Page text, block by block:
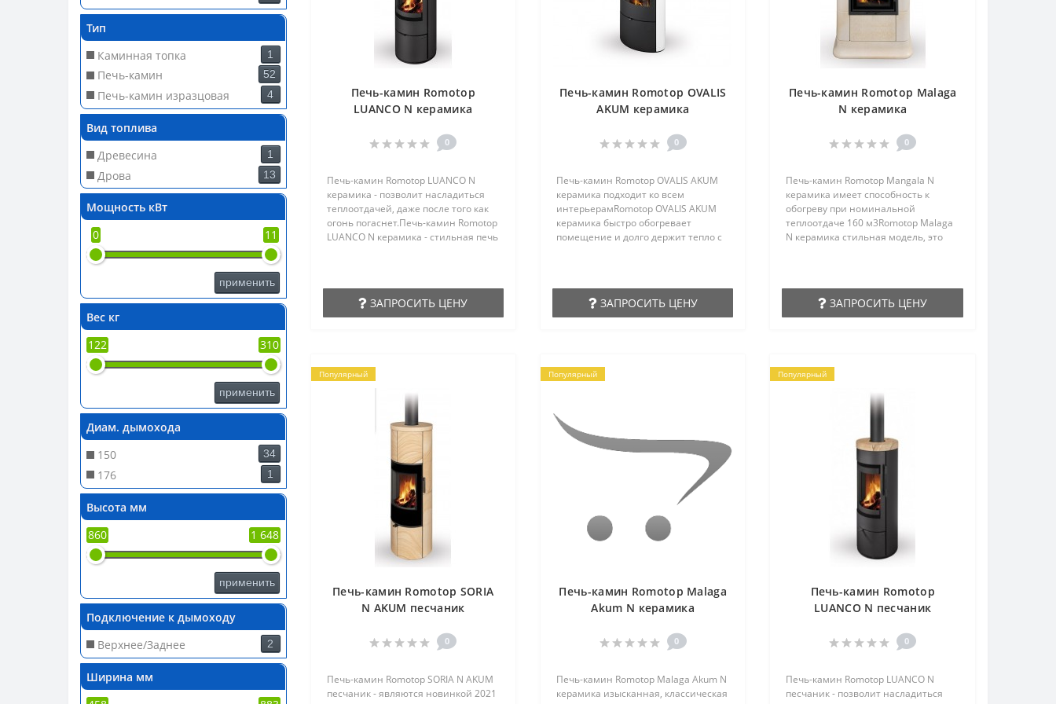
Тип
Каминная топка
1
Печь-камин 52
Печь-камин изразцовая 4
Вид топлива
Древесина
1
Дрова 13
Мощность кВт
0
11
применить
Вес кг
122
310
применить
Диам. дымохода
150
34
176 1
Высота мм
860
1 648
применить
Подключение к дымоходу
Верхнее/Заднее
2
Ширина мм
Печь-камин Romotop
LUANCO N керамика
0
Печь-камин Romotop LUANCO N
керамика - позволит насладиться
теплоотдачей, даже после того как
огонь погаснет.Печь-камин Romotop
LUANCO N керамика - стильная печь
интерьер и дизайн. Отлично
ЗАПРОСИТЬ ЦЕНУ
Печь-камин Romotop OVALIS
AKUM керамика
0
Печь-камин Romotop OVALIS AKUM
керамика подходит ко всем
интерьерамRomotop OVALIS AKUM
керамика быстро обогревает
помещение и долго держит тепло с
эффективности сгорания, в
ЗАПРОСИТЬ ЦЕНУ
Печь-камин Romotop Malaga
N керамика
0
Печь-камин Romotop Mangala N
керамика имеет способность к
обогреву при номинальной
теплоотдаче 160 м3Romotop Malaga
N керамика стильная модель, это
остекление;Быстрый прогрев
ЗАПРОСИТЬ ЦЕНУ
Популярный
Печь-камин Romotop SORIA
N AKUM песчаник
0
Печь-камин Romotop SORIA N AKUM
песчаник - являются новинкой 2021
Популярный
Печь-камин Romotop Malaga
Akum N керамика
0
Печь-камин Romotop Malaga Akum N
керамика изысканная, классическая
Популярный
Печь-камин Romotop
LUANCO N песчаник
0
Печь-камин Romotop LUANCO N
песчаник - позволит насладиться